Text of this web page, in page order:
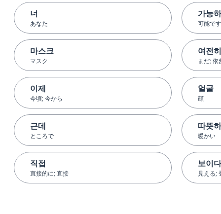
너
あなた
마스크
マスク
이제
今頃; 今から
근데
ところで
직접
直接的に; 直接
가능
可能です
여전히
まだ; 依
얼굴
顔
따뜻
暖かい
보이다
見える;